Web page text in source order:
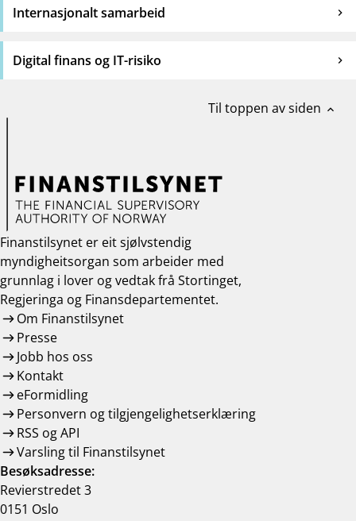
Internasjonalt samarbeid
Digital finans og IT-risiko
Til toppen av siden expand_less
Finanstilsynet er eit sjølvstendig
myndigheitsorgan som arbeider med
grunnlag i lover og vedtak frå Stortinget,
Regjeringa og Finansdepartementet.
Om Finanstilsynet
Presse
Jobb hos oss
Kontakt
eFormidling
Personvern og tilgjengelighetserklæring
RSS og API
Varsling til Finanstilsynet
Besøksadresse:
Revierstredet 3
0151 Oslo